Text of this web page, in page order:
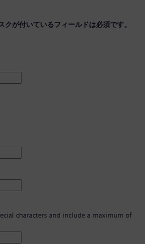
クが付いているフィールドは必須です。
characters and include a maximum of